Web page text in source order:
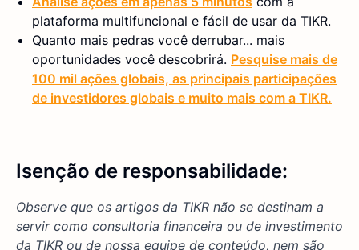
plataforma multifuncional e fácil de usar da TIKR.
Quanto mais pedras você derrubar... mais
oportunidades você descobrirá. Pesquise mais de
100 mil ações globais, as principais participações
de investidores globais e muito mais com a TIKR.
Isenção de responsabilidade:
Observe que os artigos da TIKR não se destinam a
servir como consultoria financeira ou de investimento
da TIKR ou de nossa equipe de conteúdo, nem são